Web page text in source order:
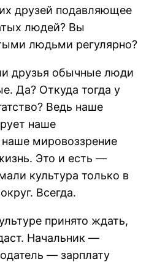
друзей подавляющее
людей? Вы
людьми регулярно?
друзья обычные люди
Да? Откуда тогда у
Ведь наше
наше
мировоззрение
Это и есть —
культура только в
Всегда.
принято ждать,
Начальник —
— зарплату